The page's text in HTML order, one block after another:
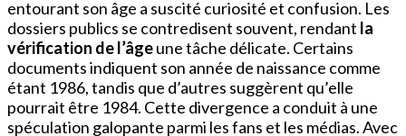
entourant son âge a suscité curiosité et confusion. Les
dossiers publics se contredisent souvent, rendant la
vérification de l’âgeune tâche délicate. Certains
documents indiquent son année de naissance comme
étant 1986, tandis que d’autres suggèrent qu’elle
pourrait être 1984. Cette divergence a conduit à une
spéculation galopante parmi les fans et les médias. Avec